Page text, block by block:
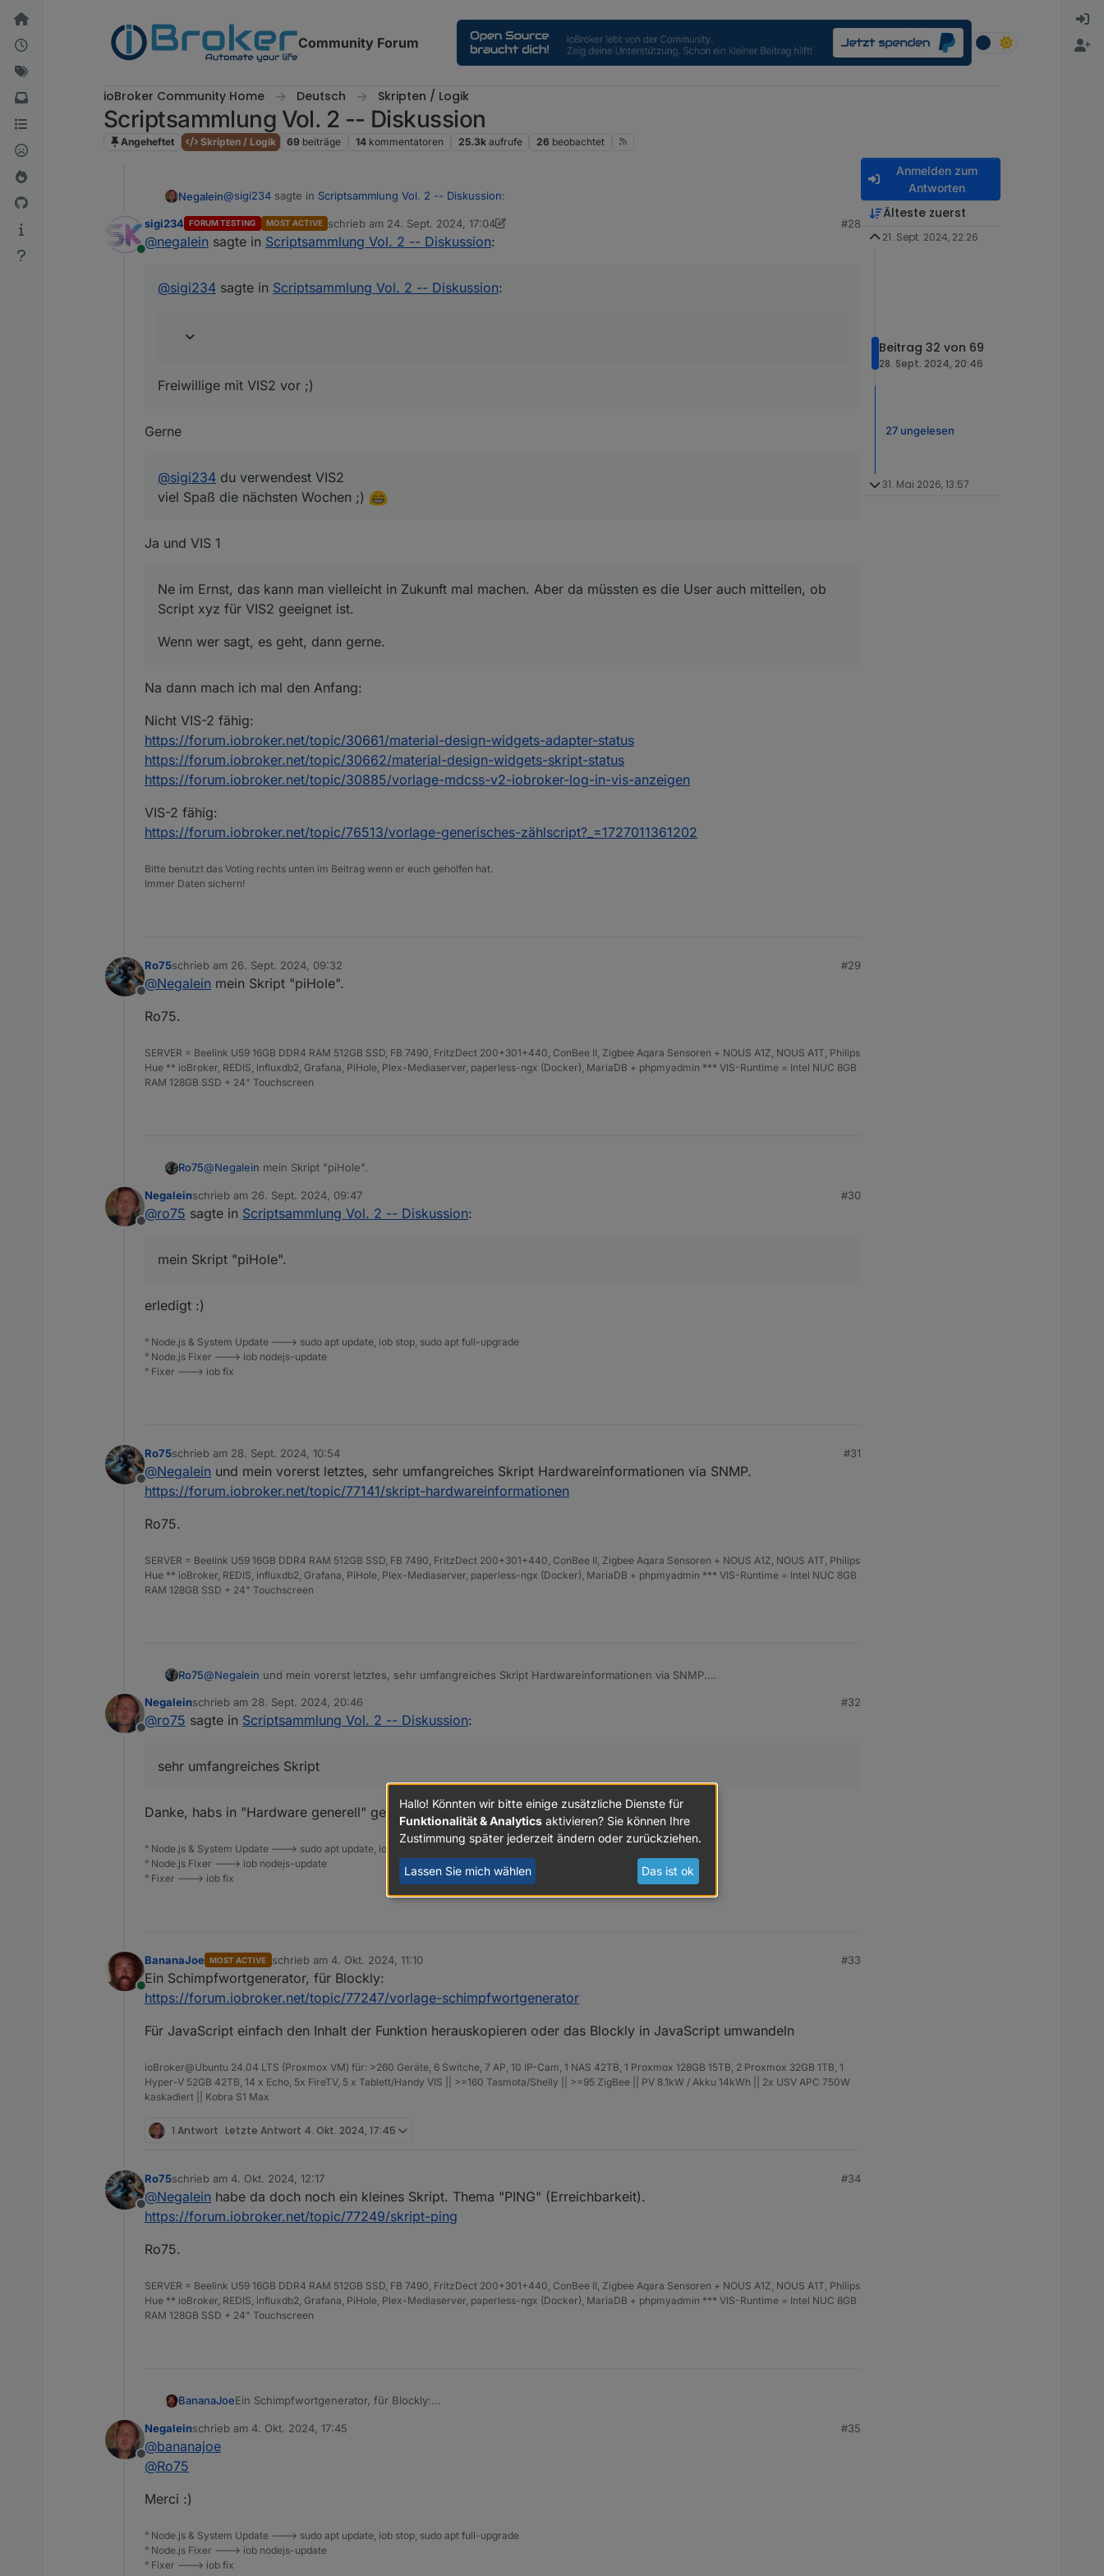
Weiter zum Inhalt
Community Forum
ioBroker Community Home Deutsch Skripten / Logik
Scriptsammlung Vol. 2 -- Diskussion
Angeheftet Skripten / Logik 69 beiträge 14 kommentatoren 25.3k aufrufe 26 beobachtet
Negalein@sigi234 sagte in Scriptsammlung Vol. 2 -- Diskussion:
Interessant wäre bei der Kategorie Visualisierung auch ob es unter VIS-2 lauffähig ist.
Freiwillige mit VIS2 vor ;)
Wenn wer sagt, es geht, dann gerne.
Online
sigi234 FORUM TESTING MOST ACTIVE schrieb am 24. Sept. 2024, 17:04
zuletzt editiert von sigi234
#28
@negalein sagte in Scriptsammlung Vol. 2 -- Diskussion:
@sigi234 sagte in Scriptsammlung Vol. 2 -- Diskussion:
Freiwillige mit VIS2 vor ;)
Gerne
@sigi234 du verwendest VIS2
viel Spaß die nächsten Wochen ;)
Ja und VIS 1
Ne im Ernst, das kann man vielleicht in Zukunft mal machen. Aber da müssten es die User auch mitteilen, ob
Script xyz für VIS2 geeignet ist.
Wenn wer sagt, es geht, dann gerne.
Na dann mach ich mal den Anfang:
Nicht VIS-2 fähig:
https://forum.iobroker.net/topic/30661/material-design-widgets-adapter-status
https://forum.iobroker.net/topic/30662/material-design-widgets-skript-status
https://forum.iobroker.net/topic/30885/vorlage-mdcss-v2-iobroker-log-in-vis-anzeigen
VIS-2 fähig:
https://forum.iobroker.net/topic/76513/vorlage-generisches-zählscript?_=1727011361202
Bitte benutzt das Voting rechts unten im Beitrag wenn er euch geholfen hat.
Immer Daten sichern!
Offline
Ro75schrieb am 26. Sept. 2024, 09:32
zuletzt editiert von
#29
@Negalein mein Skript "piHole".
Ro75.
SERVER = Beelink U59 16GB DDR4 RAM 512GB SSD, FB 7490, FritzDect 200+301+440, ConBee II, Zigbee Aqara Sensoren + NOUS A1Z, NOUS A1T, Philips
Hue ** ioBroker, REDIS, influxdb2, Grafana, PiHole, Plex-Mediaserver, paperless-ngx (Docker), MariaDB + phpmyadmin *** VIS-Runtime = Intel NUC 8GB
RAM 128GB SSD + 24" Touchscreen
Ro75@Negalein mein Skript "piHole".
Ro75.
Offline
Negaleinschrieb am 26. Sept. 2024, 09:47
zuletzt editiert von
#30
@ro75 sagte in Scriptsammlung Vol. 2 -- Diskussion:
mein Skript "piHole".
erledigt :)
° Node.js & System Update ---> sudo apt update, iob stop, sudo apt full-upgrade
° Node.js Fixer ---> iob nodejs-update
° Fixer ---> iob fix
Offline
Ro75schrieb am 28. Sept. 2024, 10:54
zuletzt editiert von
#31
@Negalein und mein vorerst letztes, sehr umfangreiches Skript Hardwareinformationen via SNMP.
https://forum.iobroker.net/topic/77141/skript-hardwareinformationen
Ro75.
SERVER = Beelink U59 16GB DDR4 RAM 512GB SSD, FB 7490, FritzDect 200+301+440, ConBee II, Zigbee Aqara Sensoren + NOUS A1Z, NOUS A1T, Philips
Hue ** ioBroker, REDIS, influxdb2, Grafana, PiHole, Plex-Mediaserver, paperless-ngx (Docker), MariaDB + phpmyadmin *** VIS-Runtime = Intel NUC 8GB
RAM 128GB SSD + 24" Touchscreen
Ro75@Negalein und mein vorerst letztes, sehr umfangreiches Skript Hardwareinformationen via SNMP.
Ro75.
Offline
Negaleinschrieb am 28. Sept. 2024, 20:46
zuletzt editiert von
#32
@ro75 sagte in Scriptsammlung Vol. 2 -- Diskussion:
sehr umfangreiches Skript
Danke, habs in "Hardware generell" gepackt.
° Node.js & System Update ---> sudo apt update, iob stop, sudo apt full-upgrade
° Node.js Fixer ---> iob nodejs-update
° Fixer ---> iob fix
Online
BananaJoe MOST ACTIVE schrieb am 4. Okt. 2024, 11:10
zuletzt editiert von
#33
Ein Schimpfwortgenerator, für Blockly:
https://forum.iobroker.net/topic/77247/vorlage-schimpfwortgenerator
Für JavaScript einfach den Inhalt der Funktion herauskopieren oder das Blockly in JavaScript umwandeln
ioBroker@Ubuntu 24.04 LTS (Proxmox VM) für: >260 Geräte, 6 Switche, 7 AP, 10 IP-Cam, 1 NAS 42TB, 1 Proxmox 128GB 15TB, 2 Proxmox 32GB 1TB, 1
Hyper-V 52GB 42TB, 14 x Echo, 5x FireTV, 5 x Tablett/Handy VIS || >=160 Tasmota/Shelly || >=95 ZigBee || PV 8.1kW / Akku 14kWh || 2x USV APC 750W
kaskadiert || Kobra S1 Max
1 Antwort Letzte Antwort 4. Okt. 2024, 17:45
Offline
Ro75schrieb am 4. Okt. 2024, 12:17
zuletzt editiert von
#34
@Negalein habe da doch noch ein kleines Skript. Thema "PING" (Erreichbarkeit).
https://forum.iobroker.net/topic/77249/skript-ping
Ro75.
SERVER = Beelink U59 16GB DDR4 RAM 512GB SSD, FB 7490, FritzDect 200+301+440, ConBee II, Zigbee Aqara Sensoren + NOUS A1Z, NOUS A1T, Philips
Hue ** ioBroker, REDIS, influxdb2, Grafana, PiHole, Plex-Mediaserver, paperless-ngx (Docker), MariaDB + phpmyadmin *** VIS-Runtime = Intel NUC 8GB
RAM 128GB SSD + 24" Touchscreen
BananaJoeEin Schimpfwortgenerator, für Blockly:
Für JavaScript einfach den Inhalt der Funktion herauskopieren oder das Blockly in JavaScript umwandeln
Offline
Negaleinschrieb am 4. Okt. 2024, 17:45
zuletzt editiert von
#35
@bananajoe
@Ro75
Merci :)
° Node.js & System Update ---> sudo apt update, iob stop, sudo apt full-upgrade
° Node.js Fixer ---> iob nodejs-update
° Fixer ---> iob fix
Anmelden zum
Antworten
Älteste zuerst
21. Sept. 2024, 22:26
Beitrag 32 von 69
28. Sept. 2024, 20:46
27 ungelesen
31. Mai 2026, 13:57
Hallo! Könnten wir bitte einige zusätzliche Dienste für
Funktionalität & Analytics aktivieren? Sie können Ihre
Zustimmung später jederzeit ändern oder zurückziehen.
Lassen Sie mich wählen Das ist ok